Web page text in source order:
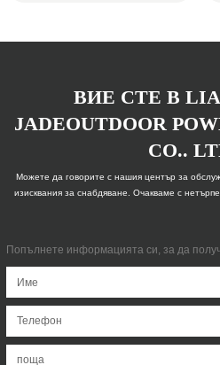
ВИЕ СТЕ В
JADEOUTDOOR
CO..
Можете да говорите с нашия център за
изисквания за снабдяване. Очакваме с
Попълнете информацията си, за да